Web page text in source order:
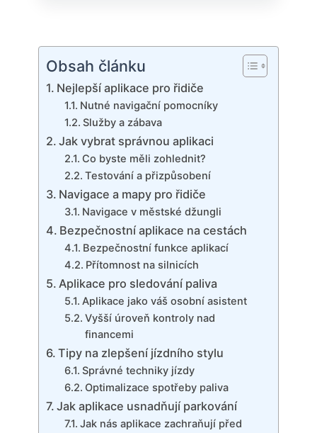
Obsah článku
Nejlepší aplikace pro řidiče
Nutné navigační pomocníky
Služby a zábava
Jak vybrat správnou aplikaci
Co byste měli zohlednit?
Testování a přizpůsobení
Navigace a mapy pro řidiče
Navigace v městské džungli
Bezpečnostní aplikace na cestách
Bezpečnostní funkce aplikací
Přítomnost na silnicích
Aplikace pro sledování paliva
Aplikace jako váš osobní asistent
Vyšší úroveň kontroly nad
financemi
Tipy na zlepšení jízdního stylu
Správné techniky jízdy
Optimalizace spotřeby paliva
Jak aplikace usnadňují parkování
Jak nás aplikace zachraňují před